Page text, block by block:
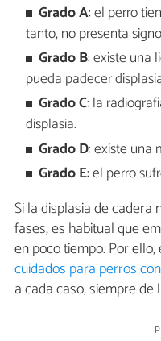
Grado A: el perro
tanto, no presenta
Grado B: existe una
pueda padecer
Grado C: la
displasia.
Grado D: existe una
Grado E: el perro
Si la displasia de cadera
fases, es habitual que
en poco tiempo. Por
cuidados para perros
a cada caso, siempre